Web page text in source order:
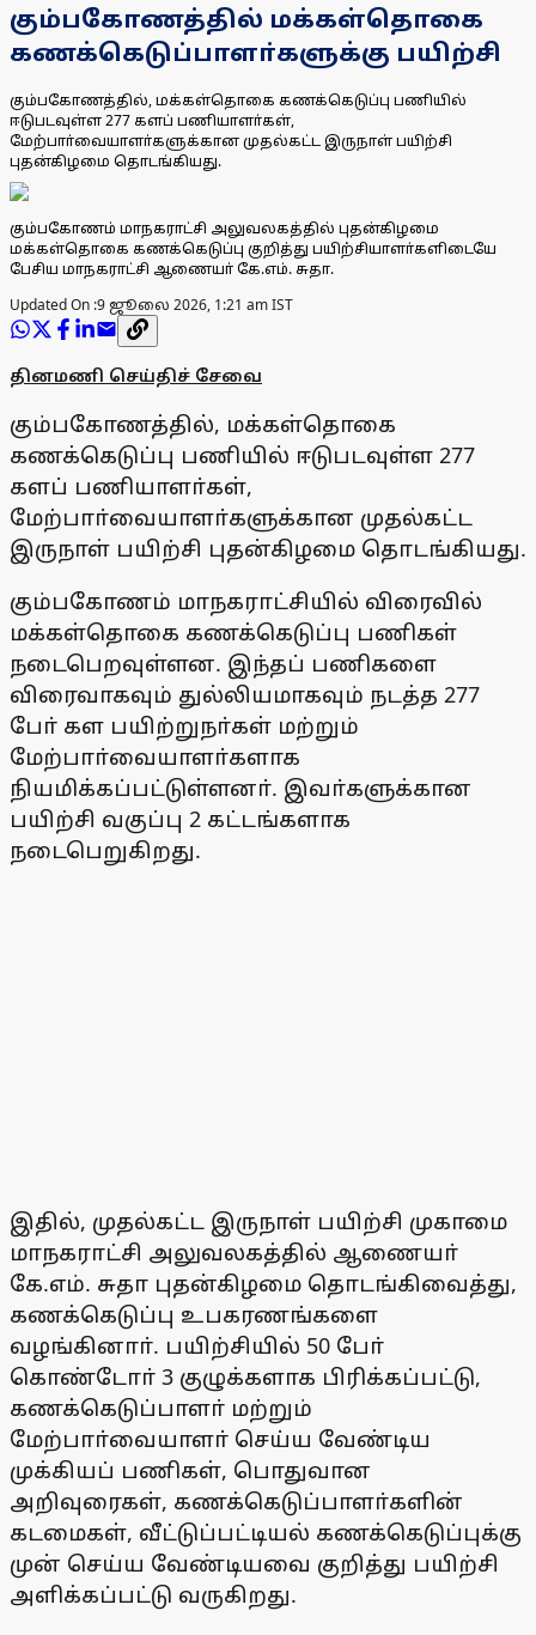
கும்பகோணத்தில் மக்கள்தொகை
கணக்கெடுப்பாளா்களுக்கு பயிற்சி
கும்பகோணத்தில், மக்கள்தொகை கணக்கெடுப்பு பணியில்
ஈடுபடவுள்ள 277 களப் பணியாளா்கள்,
மேற்பாா்வையாளா்களுக்கான முதல்கட்ட இருநாள் பயிற்சி
புதன்கிழமை தொடங்கியது.
கும்பகோணம் மாநகராட்சி அலுவலகத்தில் புதன்கிழமை
மக்கள்தொகை கணக்கெடுப்பு குறித்து பயிற்சியாளா்களிடையே
பேசிய மாநகராட்சி ஆணையா் கே.எம். சுதா.
Updated On :9 ஜூலை 2026, 1:21 am IST
தினமணி செய்திச் சேவை
கும்பகோணத்தில், மக்கள்தொகை
கணக்கெடுப்பு பணியில் ஈடுபடவுள்ள 277
களப் பணியாளா்கள்,
மேற்பாா்வையாளா்களுக்கான முதல்கட்ட
இருநாள் பயிற்சி புதன்கிழமை தொடங்கியது.
கும்பகோணம் மாநகராட்சியில் விரைவில்
மக்கள்தொகை கணக்கெடுப்பு பணிகள்
நடைபெறவுள்ளன. இந்தப் பணிகளை
விரைவாகவும் துல்லியமாகவும் நடத்த 277
போ் கள பயிற்றுநா்கள் மற்றும்
மேற்பாா்வையாளா்களாக
நியமிக்கப்பட்டுள்ளனா். இவா்களுக்கான
பயிற்சி வகுப்பு 2 கட்டங்களாக
நடைபெறுகிறது.
இதில், முதல்கட்ட இருநாள் பயிற்சி முகாமை
மாநகராட்சி அலுவலகத்தில் ஆணையா்
கே.எம். சுதா புதன்கிழமை தொடங்கிவைத்து,
கணக்கெடுப்பு உபகரணங்களை
வழங்கினாா். பயிற்சியில் 50 போ்
கொண்டோா் 3 குழுக்களாக பிரிக்கப்பட்டு,
கணக்கெடுப்பாளா் மற்றும்
மேற்பாா்வையாளா் செய்ய வேண்டிய
முக்கியப் பணிகள், பொதுவான
அறிவுரைகள், கணக்கெடுப்பாளா்களின்
கடமைகள், வீட்டுப்பட்டியல் கணக்கெடுப்புக்கு
முன் செய்ய வேண்டியவை குறித்து பயிற்சி
அளிக்கப்பட்டு வருகிறது.